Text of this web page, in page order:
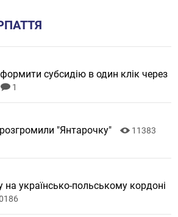
субсидію в один клік через
1
"Янтарочку"
11383
на українсько-польському кордоні